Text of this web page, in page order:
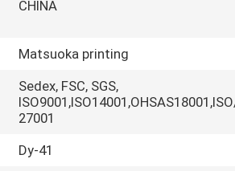
CHINA
Matsuoka printing
Sedex, FSC, SGS,
27001
Dy-41